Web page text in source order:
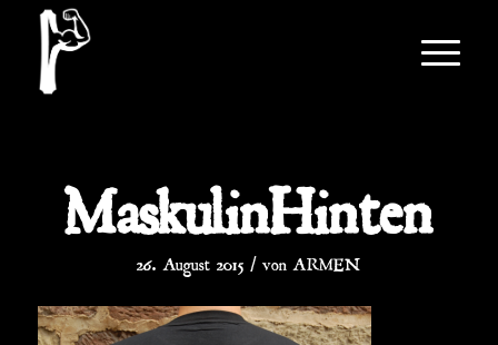
MaskulinHinten
26. August 2015 / ARMEN